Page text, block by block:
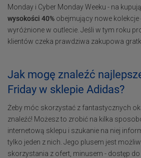
Monday i Cyber Monday Weeku - na
wysokości 40% obejmujący nowe
wyróżnione w outlecie. Jeśli w tym roku
klientów czeka prawdziwa zakupowa
Jak mogę znaleźć
Friday w sklepie Adidas?
Żeby móc skorzystać z fantastycznych
znaleźć! Możesz to zrobić na kilka
internetową sklepu i szukanie na niej
tylko jeden z nich. Jego plusem jest
skorzystania z ofert, minusem - dostęp